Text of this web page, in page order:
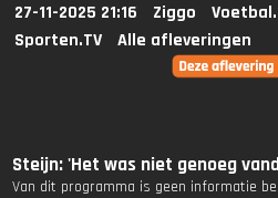
27-11-2025 21:16 Ziggo
Sporten.TV
Alle afleveringen
Steijn: 'Het was niet genoeg
Van dit programma is geen informatie